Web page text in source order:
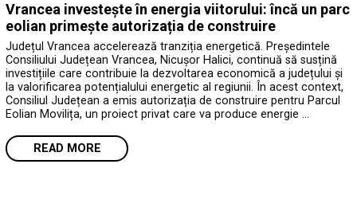
Vrancea investește în energia viitorului: încă un parc
eolian primește autorizația de construire
Județul Vrancea accelerează tranziția energetică. Președintele
Consiliului Județean Vrancea, Nicușor Halici, continuă să susțină
investițiile care contribuie la dezvoltarea economică a județului și
la valorificarea potențialului energetic al regiunii. În acest context,
Consiliul Județean a emis autorizația de construire pentru Parcul
Eolian Movilița, un proiect privat care va produce energie …
READ MORE